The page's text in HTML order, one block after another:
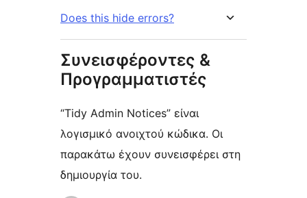
Does this hide errors?
Συνεισφέροντες &
Προγραμματιστές
“Tidy Admin Notices” είναι
λογισμικό ανοιχτού κώδικα. Οι
παρακάτω έχουν συνεισφέρει στη
δημιουργία του.